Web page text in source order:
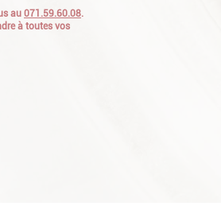
au 071.59.60.08.
à toutes vos